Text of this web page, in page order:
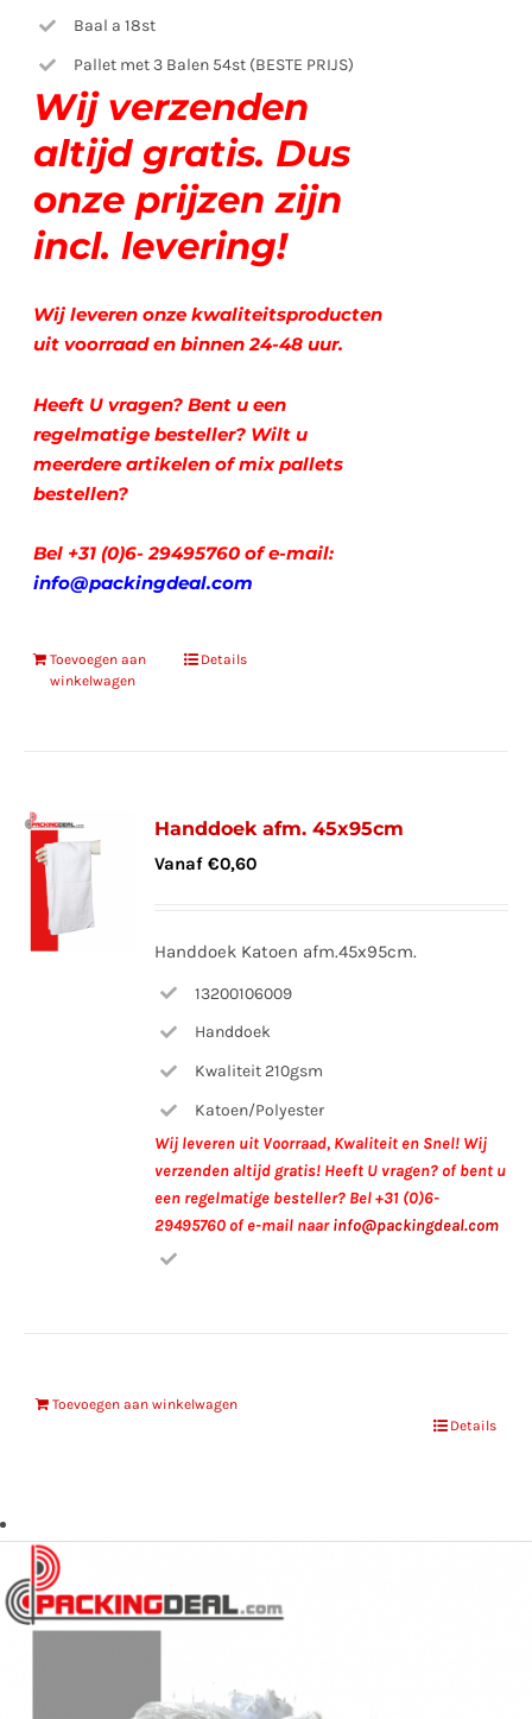
Baal a 18st
Pallet met 3 Balen 54st (BESTE PRIJS)
Wij verzenden
altijd gratis. Dus
onze prijzen zijn
incl. levering!
Wij leveren onze kwaliteitsproducten
uit voorraad en binnen 24-48 uur.
Heeft U vragen? Bent u een
regelmatige besteller? Wilt u
meerdere artikelen of mix pallets
bestellen?
Bel +31 (0)6- 29495760ofe-mail:
info@packingdeal.com
Toevoegen aan
winkelwagen
Details
Handdoek afm. 45x95cm
Vanaf €0,60
Handdoek Katoen afm.45x95cm.
13200106009
Handdoek
Kwaliteit 210gsm
Katoen/Polyester
Wij leveren uit Voorraad, Kwaliteit en Snel! Wij
verzenden altijd gratis! Heeft U vragen? of bent u
een regelmatige besteller? Bel +31 (0)6-
29495760 of e-mail naarinfo@packingdeal.com
Toevoegen aan winkelwagen
Details